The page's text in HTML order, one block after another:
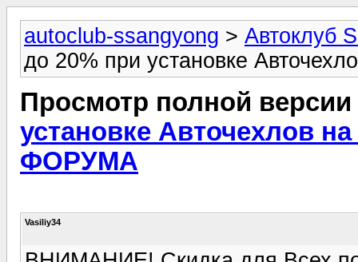
autoclub-ssangyong > Автоклуб
до 20% при установке
Просмотр полной
установке Авточехлов
ФОРУМА
Vasiliy34